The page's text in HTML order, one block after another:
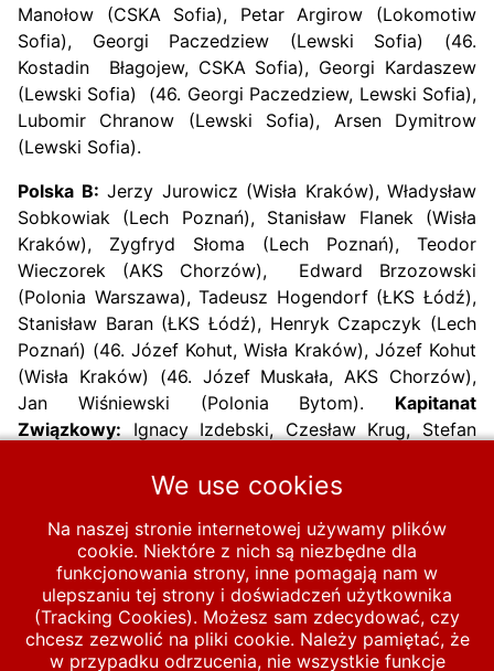
Manołow (CSKA Sofia), Petar Argirow (Lokomotiw
Sofia), Georgi Paczedziew (Lewski Sofia) (46.
Kostadin Błagojew, CSKA Sofia), Georgi Kardaszew
(Lewski Sofia) (46. Georgi Paczedziew, Lewski Sofia),
Lubomir Chranow (Lewski Sofia), Arsen Dymitrow
(Lewski Sofia).
Polska B: Jerzy Jurowicz (Wisła Kraków), Władysław
Sobkowiak (Lech Poznań), Stanisław Flanek (Wisła
Kraków), Zygfryd Słoma (Lech Poznań), Teodor
Wieczorek (AKS Chorzów), Edward Brzozowski
(Polonia Warszawa), Tadeusz Hogendorf (ŁKS Łódź),
Stanisław Baran (ŁKS Łódź), Henryk Czapczyk (Lech
Poznań) (46. Józef Kohut, Wisła Kraków), Józef Kohut
(Wisła Kraków) (46. Józef Muskała, AKS Chorzów),
Jan Wiśniewski (Polonia Bytom). Kapitanat
Związkowy: Ignacy Izdebski, Czesław Krug, Stefan
Poprzednia strona: 1949-5-06 Polska B - Rumunia B 1-2
Poprzednia Następna
Następna
Start MECZE Polska B 1947-1960
1949
1949-10-2 Bułgaria B - Polska B 0-1
We use cookies
Na naszej stronie internetowej używamy plików
cookie. Niektóre z nich są niezbędne dla
funkcjonowania strony, inne pomagają nam w
ulepszaniu tej strony i doświadczeń użytkownika
(Tracking Cookies). Możesz sam zdecydować, czy
chcesz zezwolić na pliki cookie. Należy pamiętać, że
w przypadku odrzucenia, nie wszystkie funkcje